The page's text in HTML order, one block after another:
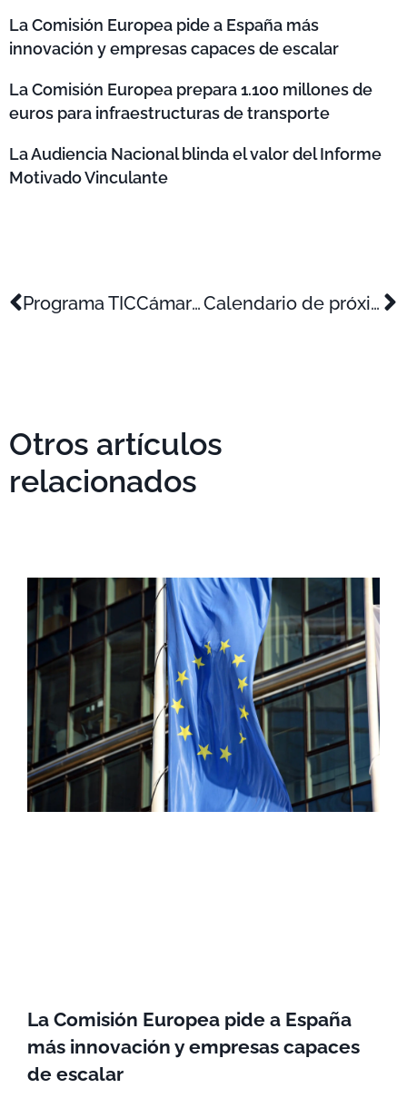
La Comisión Europea pide a España más
innovación y empresas capaces de escalar
La Comisión Europea prepara 1.100 millones de
euros para infraestructuras de transporte
La Audiencia Nacional blinda el valor del Informe
Motivado Vinculante
Programa TICCámaras 2023 Calendario de próximas convocatorias previstas del Plan de Recuperación (enero-junio de 2023)
Otros artículos
relacionados
La Comisión Europea pide a España
más innovación y empresas capaces
de escalar